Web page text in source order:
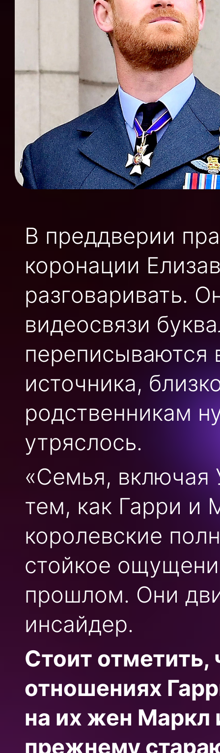
В преддверии
коронации
разговаривать.
видеосвязи
переписываются
источника,
родственникам
утряслось.
«Семья, включая
тем, как Гарри и
королевские
стойкое
прошлом. Они
инсайдер.
Стоит отметить,
отношениях
на их жен Маркл
прежнему